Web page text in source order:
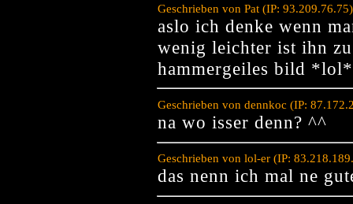
Geschrieben von Pat (IP:
aslo ich denke wenn
wenig leichter ist ihn zu
hammergeiles bild *lol*
Geschrieben von dennkoc (IP:
na wo isser denn? ^^
Geschrieben von lol-er (IP:
das nenn ich mal ne